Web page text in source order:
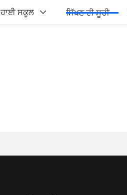
ਹਾਈ ਸਕੂਲ ਸਿੱਖਣ ਦੀ ਸੂਚੀ